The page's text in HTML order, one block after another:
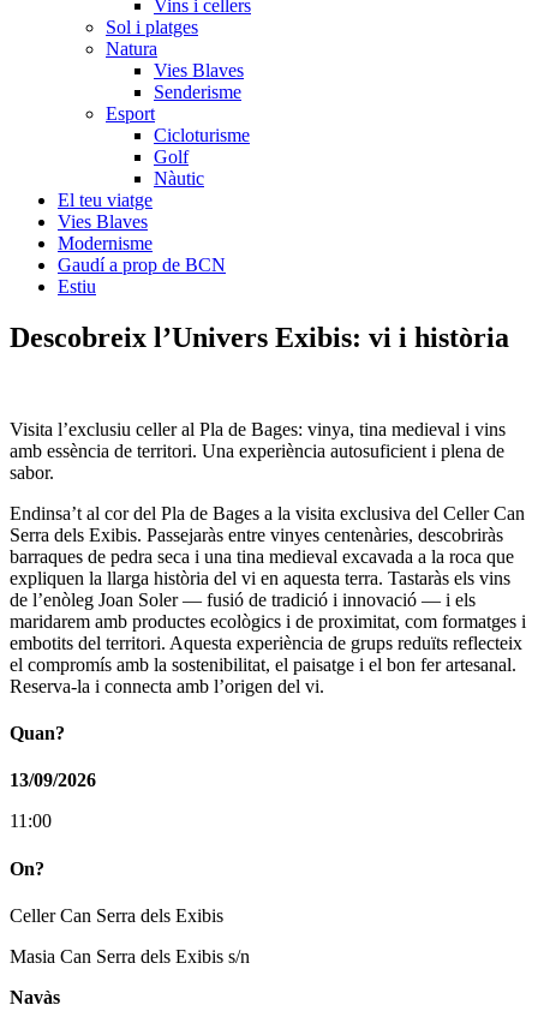
Vins i cellers
Sol i platges
Natura
Vies Blaves
Senderisme
Esport
Cicloturisme
Golf
Nàutic
El teu viatge
Vies Blaves
Modernisme
Gaudí a prop de BCN
Estiu
Descobreix l’Univers Exibis: vi i història
Visita l’exclusiu celler al Pla de Bages: vinya, tina medieval i vins
amb essència de territori. Una experiència autosuficient i plena de
sabor.
Endinsa’t al cor del Pla de Bages a la visita exclusiva del Celler Can
Serra dels Exibis. Passejaràs entre vinyes centenàries, descobriràs
barraques de pedra seca i una tina medieval excavada a la roca que
expliquen la llarga història del vi en aquesta terra. Tastaràs els vins
de l’enòleg Joan Soler — fusió de tradició i innovació — i els
maridarem amb productes ecològics i de proximitat, com formatges i
embotits del territori. Aquesta experiència de grups reduïts reflecteix
el compromís amb la sostenibilitat, el paisatge i el bon fer artesanal.
Reserva-la i connecta amb l’origen del vi.
Quan?
13/09/2026
11:00
On?
Celler Can Serra dels Exibis
Masia Can Serra dels Exibis s/n
Navàs